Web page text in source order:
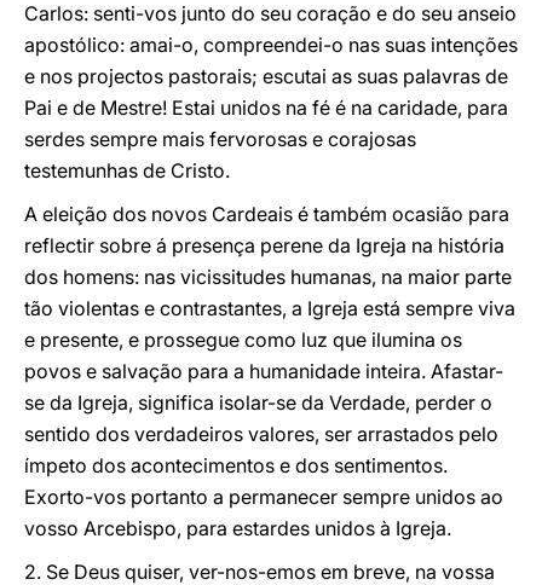
Carlos: senti-vos junto do seu coração e do seu anseio
apostólico: amai-o, compreendei-o nas suas intenções
e nos projectos pastorais; escutai as suas palavras de
Pai e de Mestre! Estai unidos na fé é na caridade, para
serdes sempre mais fervorosas e corajosas
testemunhas de Cristo.
A eleição dos novos Cardeais é também ocasião para
reflectir sobre á presença perene da Igreja na história
dos homens: nas vicissitudes humanas, na maior parte
tão violentas e contrastantes, a Igreja está sempre viva
e presente, e prossegue como luz que ilumina os
povos e salvação para a humanidade inteira. Afastar-
se da Igreja, significa isolar-se da Verdade, perder o
sentido dos verdadeiros valores, ser arrastados pelo
ímpeto dos acontecimentos e dos sentimentos.
Exorto-vos portanto a permanecer sempre unidos ao
vosso Arcebispo, para estardes unidos à Igreja.
2. Se Deus quiser, ver-nos-emos em breve, na vossa